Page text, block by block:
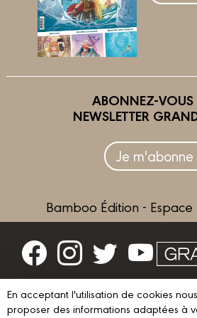
ABONNEZ-
NEWSLETTER
Je m'abonne
Bamboo Édition - Espace
Contactez-
Devenir
En acceptant l'utilisation de cookies
proposer des informations adaptées à